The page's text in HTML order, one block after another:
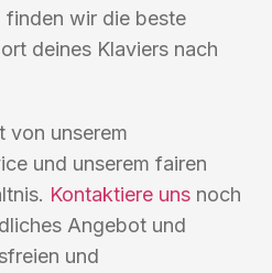
finden wir die beste
deines Klaviers nach
von unserem
und unserem fairen
Kontaktiere uns noch
Angebot und
und